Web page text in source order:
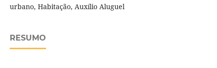
urbano, Habitação, Auxílio Aluguel
RESUMO